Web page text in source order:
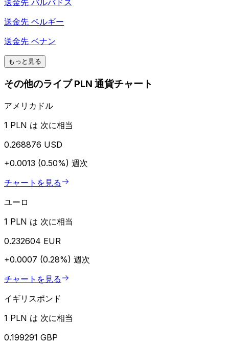
送金先 バルバドス
送金先 ベルギー
送金先 ベナン
もっと見る
その他のライブ PLN 通貨チャート
アメリカドル
1 PLN は 次に相当
0.268876 USD
+0.0013 (0.50%) 週次
チャートを見る
ユーロ
1 PLN は 次に相当
0.232604 EUR
+0.0007 (0.28%) 週次
チャートを見る
イギリスポンド
1 PLN は 次に相当
0.199291 GBP